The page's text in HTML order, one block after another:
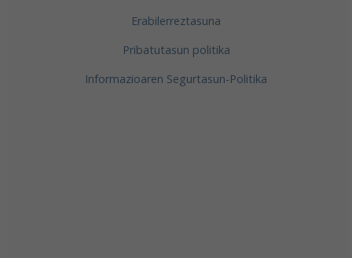
Erabilerreztasuna
Pribatutasun politika
Informazioaren Segurtasun-Politika